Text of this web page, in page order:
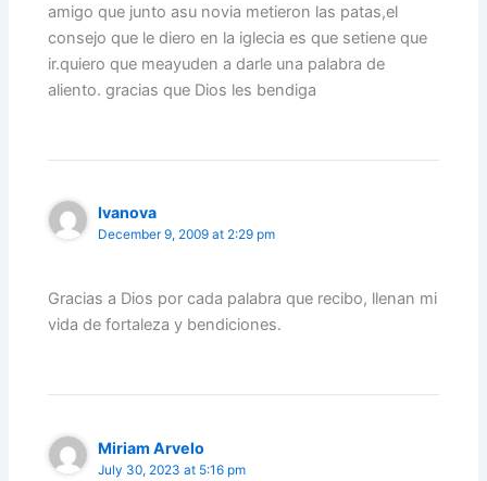
amigo que junto asu novia metieron las patas,el
consejo que le diero en la iglecia es que setiene que
ir.quiero que meayuden a darle una palabra de
aliento. gracias que Dios les bendiga
Ivanova
December 9, 2009 at 2:29 pm
Gracias a Dios por cada palabra que recibo, llenan mi
vida de fortaleza y bendiciones.
Miriam Arvelo
July 30, 2023 at 5:16 pm